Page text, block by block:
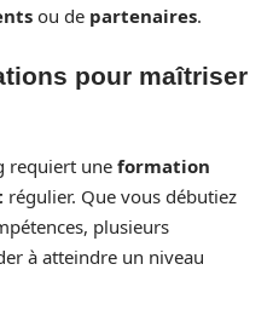
ou de partenaires.
pour maîtriser
requiert une formation
régulier. Que vous débutiez
plusieurs
à atteindre un niveau